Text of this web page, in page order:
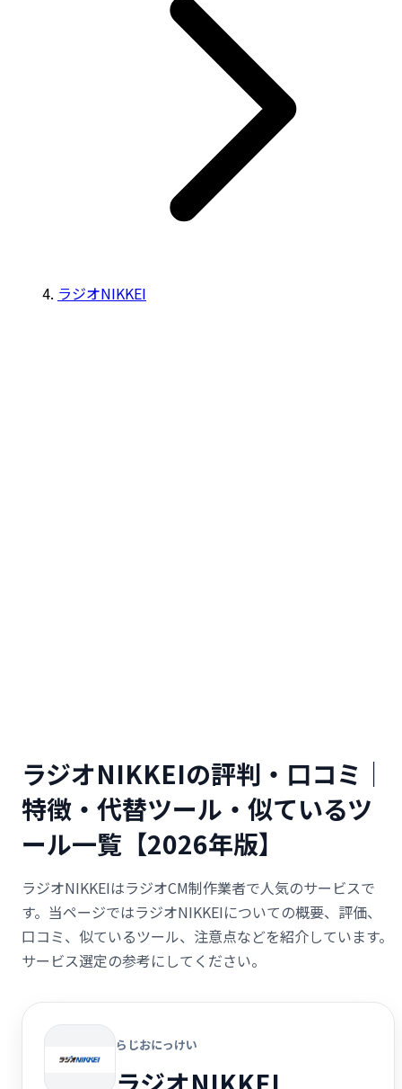
ラジオNIKKEI
ラジオNIKKEIの評判・口コミ｜
特徴・代替ツール・似ているツ
ール一覧【2026年版】
ラジオNIKKEIはラジオCM制作業者で人気のサービスで
す。当ページではラジオNIKKEIについての概要、評価、
口コミ、似ているツール、注意点などを紹介しています。
サービス選定の参考にしてください。
らじおにっけい